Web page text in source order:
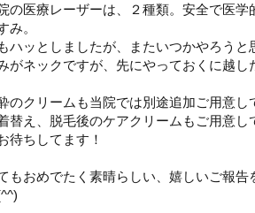
の医療レーザーは、２種類。安全で医
み。
ハッとしましたが、またいつかやろうと
がネックですが、先にやっておくに越し
のクリームも当院では別途追加ご用意し
替え、脱毛後のケアクリームもご用意
待ちしてます！
もおめでたく素晴らしい、嬉しいご報